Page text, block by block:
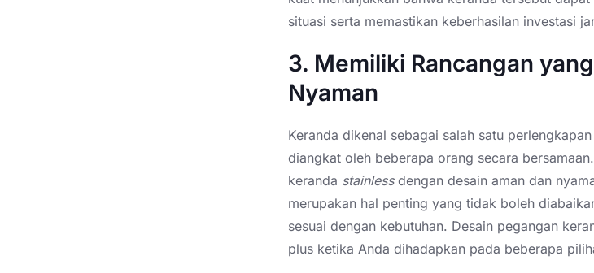
situasi serta memastikan keberhasilan investasi
3. Memiliki Rancangan
Nyaman
Keranda dikenal sebagai salah satu
diangkat oleh beberapa orang secara
keranda stainlessdengan desain aman dan
merupakan hal penting yang tidak boleh
sesuai dengan kebutuhan. Desain pegangan
plus ketika Anda dihadapkan pada beberapa